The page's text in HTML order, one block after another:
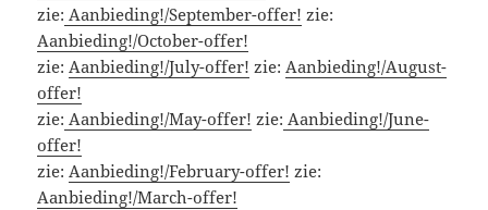
zie: Aanbieding!/September-offer! zie:
Aanbieding!/October-offer!
zie: Aanbieding!/July-offer! zie: Aanbieding!/August-
offer!
zie: Aanbieding!/May-offer! zie: Aanbieding!/June-
offer!
zie: Aanbieding!/February-offer! zie:
Aanbieding!/March-offer!